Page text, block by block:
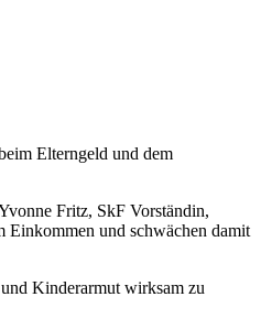
Elterngeld und dem
Fritz, SkF Vorständin,
Einkommen und schwächen damit
Kinderarmut wirksam zu